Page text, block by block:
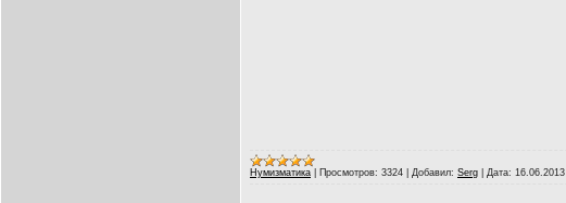
Нумизматика Просмотров: 3324 Добавил: Serg Дата: 16.06.2013